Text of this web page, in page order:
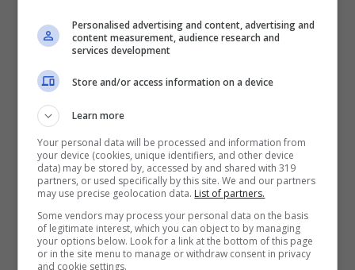
Iva Zanicchi, tuona: “Chi
dice che il virus non esiste
è imbecille o cretino”
Ivasi è anche molto schierata per fare
prevenzione contro il contagio daCovid.
Personalised advertising and content, advertising and
content measurement, audience research and
services development
Store and/or access information on a device
Learn more
Your personal data will be processed and information from
your device (cookies, unique identifiers, and other device
data) may be stored by, accessed by and shared with 319
partners, or used specifically by this site. We and our partners
may use precise geolocation data. List of partners.
Some vendors may process your personal data on the basis
of legitimate interest, which you can object to by managing
your options below. Look for a link at the bottom of this page
or in the site menu to manage or withdraw consent in privacy
and cookie settings.